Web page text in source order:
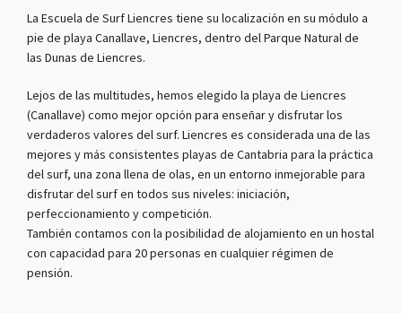
La Escuela de Surf Liencres tiene su localización en su módulo a
pie de playa Canallave, Liencres, dentro del Parque Natural de
las Dunas de Liencres.
Lejos de las multitudes, hemos elegido la playa de Liencres
(Canallave) como mejor opción para enseñar y disfrutar los
verdaderos valores del surf. Liencres es considerada una de las
mejores y más consistentes playas de Cantabria para la práctica
del surf, una zona llena de olas, en un entorno inmejorable para
disfrutar del surf en todos sus niveles: iniciación,
perfeccionamiento y competición.
También contamos con la posibilidad de alojamiento en un hostal
con capacidad para 20 personas en cualquier régimen de
pensión.